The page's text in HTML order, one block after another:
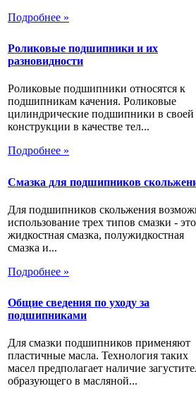
Подробнее »
Роликовые подшипники и их
разновидности
Роликовые подшипники относятся к
подшипникам качения. Роликовые
цилиндрические подшипники в своей
конструкции в качестве тел...
Подробнее »
Смазка для подшипников
Для подшипников скольжения
использование трех типов смазки - это
жидкостная смазка, полужидкостная
смазка и...
Подробнее »
Общие сведения по уходу за
подшипниками
Для смазки подшипников применяют
пластичные масла. Технология таких
масел предполагает наличие
образующего в масляной...